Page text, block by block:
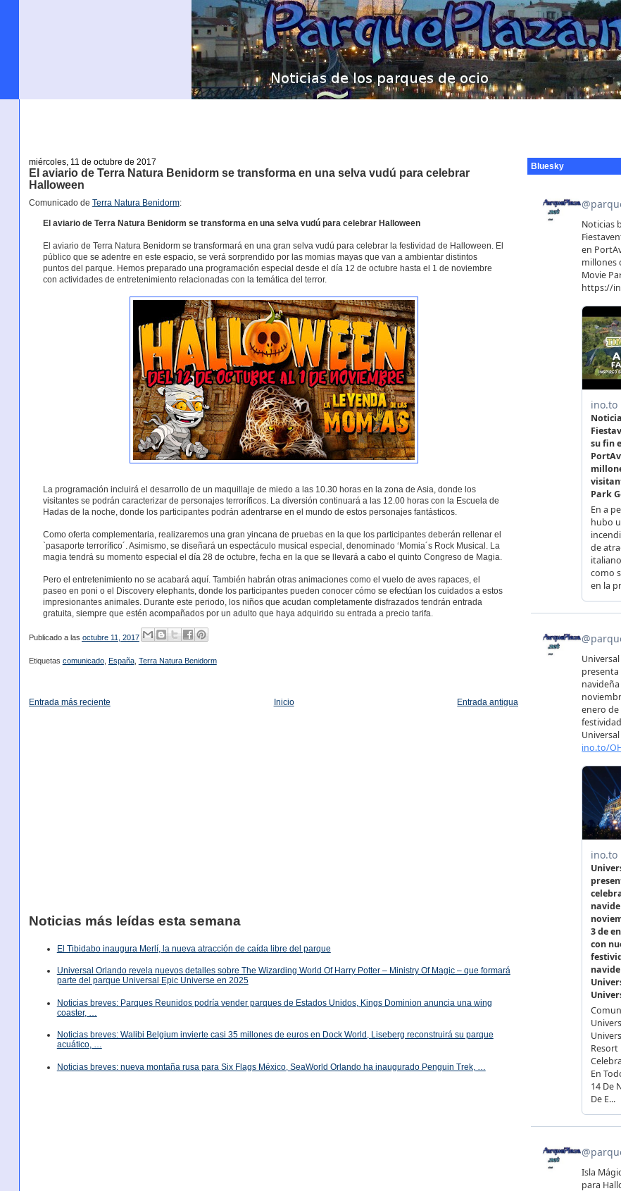
miércoles, 11 de octubre de 2017
El aviario de Terra Natura Benidorm se transforma en una selva vudú para celebrar
Halloween
Comunicado de Terra Natura Benidorm:
El aviario de Terra Natura Benidorm se transforma en una selva vudú para celebrar Halloween
El aviario de Terra Natura Benidorm se transformará en una gran selva vudú para celebrar la festividad de Halloween. El
público que se adentre en este espacio, se verá sorprendido por las momias mayas que van a ambientar distintos
puntos del parque. Hemos preparado una programación especial desde el día 12 de octubre hasta el 1 de noviembre
con actividades de entretenimiento relacionadas con la temática del terror.
La programación incluirá el desarrollo de un maquillaje de miedo a las 10.30 horas en la zona de Asia, donde los
visitantes se podrán caracterizar de personajes terroríficos. La diversión continuará a las 12.00 horas con la Escuela de
Hadas de la noche, donde los participantes podrán adentrarse en el mundo de estos personajes fantásticos.
Como oferta complementaria, realizaremos una gran yincana de pruebas en la que los participantes deberán rellenar el
`pasaporte terrorífico´. Asimismo, se diseñará un espectáculo musical especial, denominado ‘Momia´s Rock Musical. La
magia tendrá su momento especial el día 28 de octubre, fecha en la que se llevará a cabo el quinto Congreso de Magia.
Pero el entretenimiento no se acabará aquí. También habrán otras animaciones como el vuelo de aves rapaces, el
paseo en poni o el Discovery elephants, donde los participantes pueden conocer cómo se efectúan los cuidados a estos
impresionantes animales. Durante este periodo, los niños que acudan completamente disfrazados tendrán entrada
gratuita, siempre que estén acompañados por un adulto que haya adquirido su entrada a precio tarifa.
Publicado a las octubre 11, 2017
Etiquetas comunicado, España, Terra Natura Benidorm
Entrada más reciente Entrada antigua
Inicio
Noticias más leídas esta semana
El Tibidabo inaugura Merlí, la nueva atracción de caída libre del parque
Universal Orlando revela nuevos detalles sobre The Wizarding World Of Harry Potter – Ministry Of Magic – que formará
parte del parque Universal Epic Universe en 2025
Noticias breves: Parques Reunidos podría vender parques de Estados Unidos, Kings Dominion anuncia una wing
coaster, …
Noticias breves: Walibi Belgium invierte casi 35 millones de euros en Dock World, Liseberg reconstruirá su parque
acuático, …
Noticias breves: nueva montaña rusa para Six Flags México, SeaWorld Orlando ha inaugurado Penguin Trek, …
Bluesky